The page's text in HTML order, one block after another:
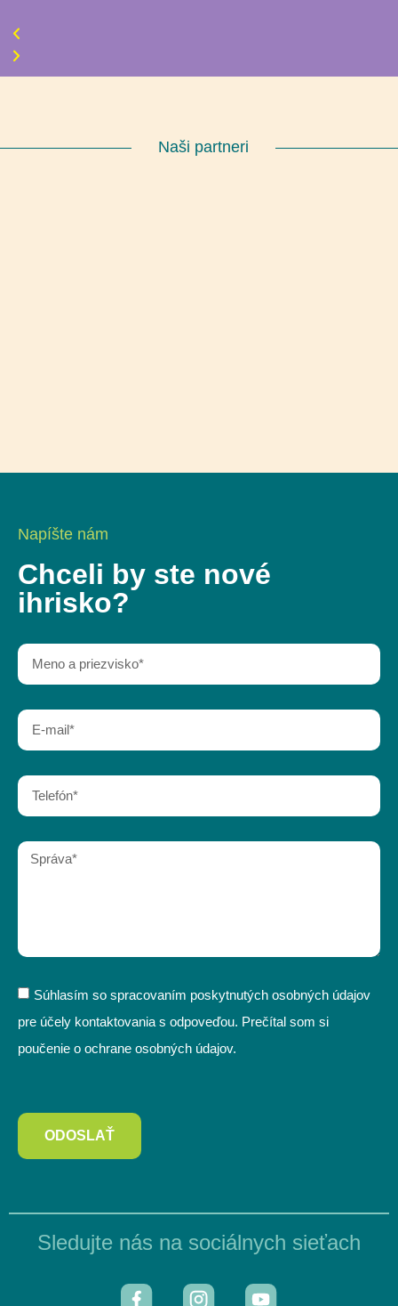
Naši partneri
Napíšte nám
Chceli by ste nové
ihrisko?
Súhlasím so spracovaním poskytnutých osobných údajov
pre účely kontaktovania s odpoveďou. Prečítal som si
poučenie o ochrane osobných údajov.
ODOSLAŤ
Sledujte nás na sociálnych sieťach